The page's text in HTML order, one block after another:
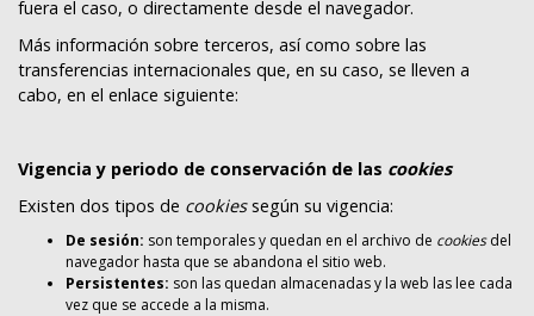
fuera el caso, o directamente desde el navegador.
Más información sobre terceros, así como sobre las
transferencias internacionales que, en su caso, se lleven a
cabo, en el enlace siguiente:
Vigencia y periodo de conservación de las cookies
Existen dos tipos de cookiessegún su vigencia:
De sesión: son temporales y quedan en el archivo de cookiesdel
navegador hasta que se abandona el sitio web.
Persistentes: son las quedan almacenadas y la web las lee cada
vez que se accede a la misma.